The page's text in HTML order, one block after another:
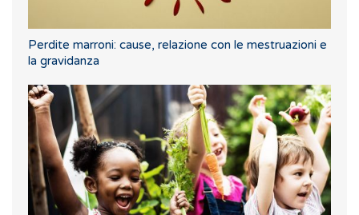
Perdite marroni: cause, relazione con le mestruazioni e
la gravidanza